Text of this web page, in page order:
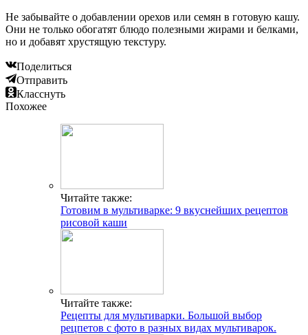
Не забывайте о добавлении орехов или семян в готовую кашу.
Они не только обогатят блюдо полезными жирами и белками,
но и добавят хрустящую текстуру.
Поделиться
Отправить
Класснуть
Похожее
Читайте также:
Готовим в мультиварке: 9 вкуснейших рецептов
рисовой каши
Читайте также:
Рецепты для мультиварки. Большой выбор
рецпетов с фото в разных видах мультиварок.